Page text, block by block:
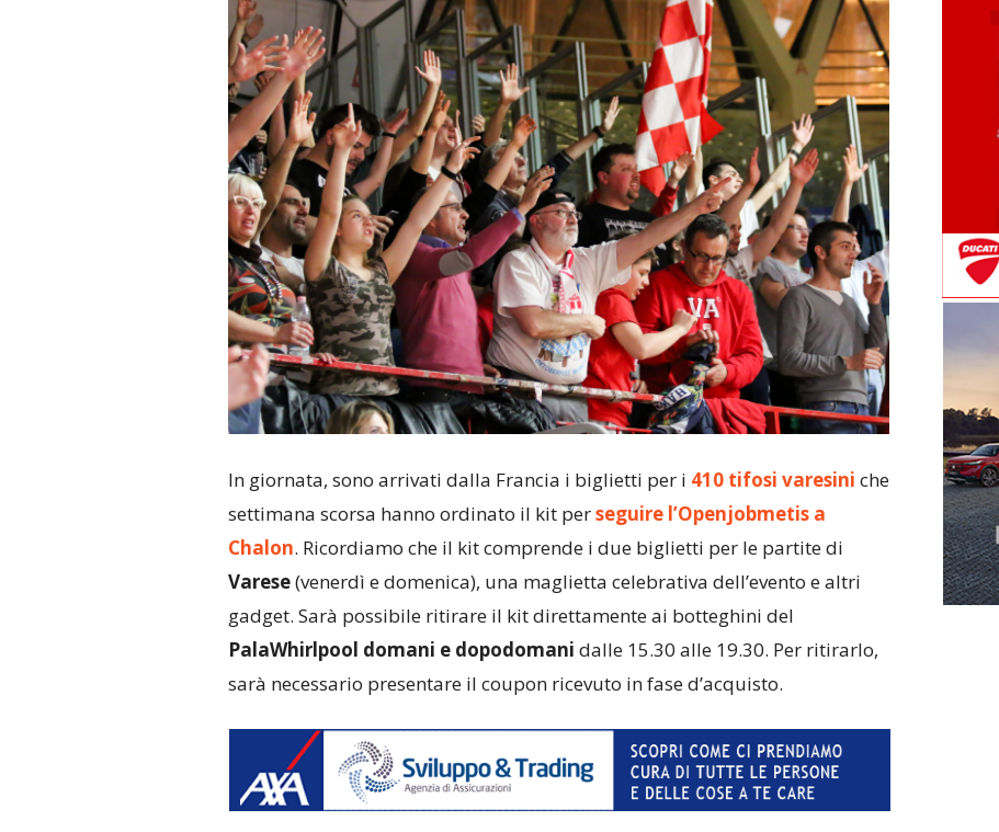
In giornata, sono arrivati dalla Francia i biglietti per i 410 tifosi varesini che
settimana scorsa hanno ordinato il kit perseguire l’Openjobmetis a
Chalon. Ricordiamo che il kit comprende i due biglietti per le partite di
Varese(venerdì e domenica), una maglietta celebrativa dell’evento e altri
gadget. Sarà possibile ritirare il kit direttamente ai botteghini del
PalaWhirlpool domani e dopodomani dalle 15.30 alle 19.30. Per ritirarlo,
sarà necessario presentare il coupon ricevuto in fase d’acquisto.